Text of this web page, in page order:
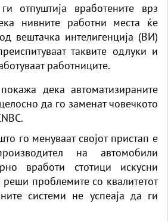
отпуштија вработените врз
нивните работни места ќе
вештачка интелигенција (ВИ)
таквите одлуки и
работниците.
дека автоматизираните
да го заменат човечкото
го менуваат својот пристап е
на автомобили
вработи стотици искусни
проблемите со квалитетот
системи не успеаја да ги